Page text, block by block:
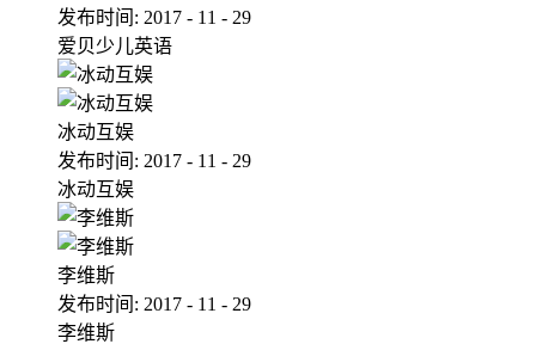
发布时间: 2017 - 11 - 29
爱贝少儿英语
冰动互娱
发布时间: 2017 - 11 - 29
冰动互娱
李维斯
发布时间: 2017 - 11 - 29
李维斯